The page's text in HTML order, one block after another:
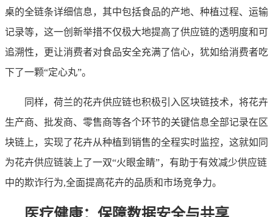
桌的全链条详细信息，其中包括食品的产地、种植过程、运输
记录等，这一创新举措不仅极大地提高了供应链的透明度和可
追溯性，更让消费者对食品安全充满了信心，犹如给消费者吃
下了一颗“定心丸”。
同样，荷兰的花卉供应链也积极引入区块链技术，将花卉
生产商、批发商、零售商等各个环节的关键信息全部记录在区
块链上，实现了花卉从种植到销售的全程实时监控，这就如同
为花卉供应链装上了一双“火眼金睛”，有助于有效减少供应链
中的欺诈行为,全面提高花卉的品质和市场竞争力。